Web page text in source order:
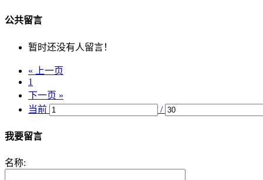
公共留言
暂时还没有人留言！
« 上一页
1
下一页 »
当前
/
我要留言
名称: